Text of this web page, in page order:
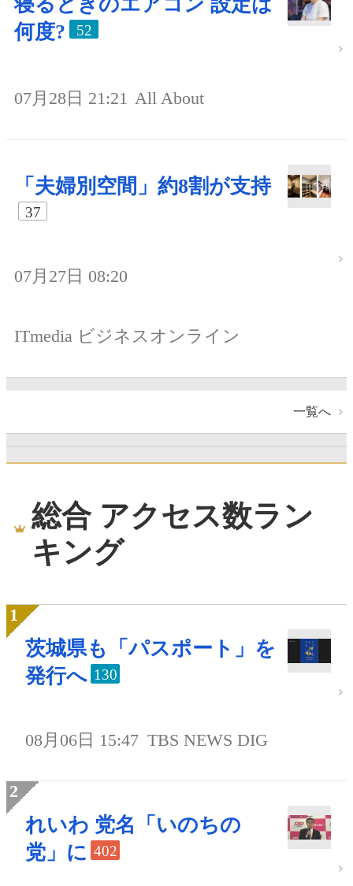
何度?
52
07月28日 21:21 All About
「夫婦別空間」約8割が支持
37
07月27日 08:20
ITmedia ビジネスオンライン
一覧へ
総合 アクセス数ラン
キング
茨城県も「パスポート」を
発行へ 130
08月06日 15:47 TBS NEWS DIG
れいわ 党名「いのちの
党」に 402